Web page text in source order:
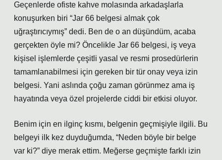
Geçenlerde ofiste kahve molasında arkadaşlarla
konuşurken biri “Jar 66 belgesi almak çok
uğraştırıcıymış” dedi. Ben de o an düşündüm, acaba
gerçekten öyle mi? Öncelikle Jar 66 belgesi, iş veya
kişisel işlemlerde çeşitli yasal ve resmi prosedürlerin
tamamlanabilmesi için gereken bir tür onay veya izin
belgesi. Yani aslında çoğu zaman görünmez ama iş
hayatında veya özel projelerde ciddi bir etkisi oluyor.
Benim için en ilginç kısmı, belgenin geçmişiyle ilgili. Bu
belgeyi ilk kez duyduğumda, “Neden böyle bir belge
var ki?” diye merak ettim. Meğerse geçmişte farklı izin